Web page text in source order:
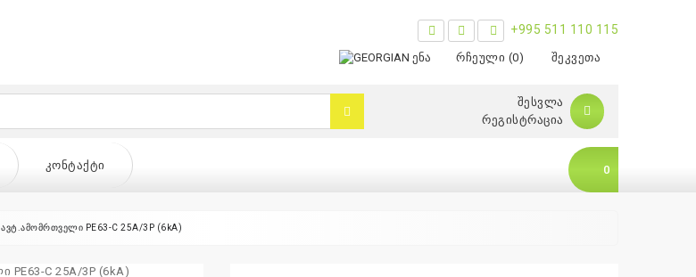
+995 511 110 115
ᲔᲜᲐ ᲠᲩᲔᲣᲚᲘ (0) ᲨᲔᲙᲕᲔᲗᲐ
ᲨᲔᲡᲕᲚᲐ
ᲠᲔᲒᲘᲡᲢᲠᲐᲪᲘᲐ
ᲙᲝᲜᲢᲐᲥᲢᲘ 0
ავტ.ამომრთველი PE63-C 25A/3P (6kA)